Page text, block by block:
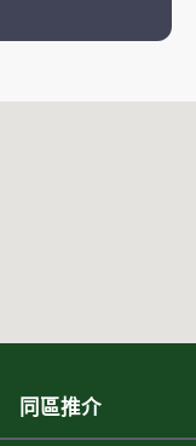
同區推介